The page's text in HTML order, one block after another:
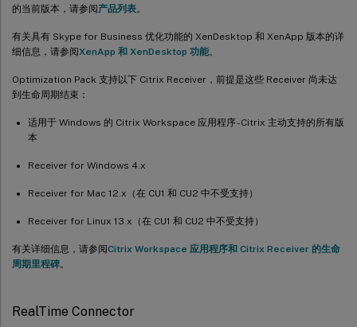
的当前版本，请参阅产品列表。
有关具有 Skype for Business 优化功能的 XenDesktop 和 XenApp 版本的详
细信息，请参阅XenApp 和 XenDesktop 功能。
Optimization Pack 支持以下 Citrix Receiver，前提是这些 Receiver 尚未达
到生命周期结束：
适用于 Windows 的 Citrix Workspace 应用程序 - Citrix 主动支持的所有版
本
Receiver for Windows 4.x
Receiver for Mac 12.x（在 CU1 和 CU2 中不受支持）
Receiver for Linux 13.x（在 CU1 和 CU2 中不受支持）
有关详细信息，请参阅Citrix Workspace 应用程序和 Citrix Receiver 的生命
周期里程碑。
RealTime Connector